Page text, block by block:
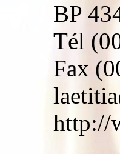
BP
Tél
Fax
http://